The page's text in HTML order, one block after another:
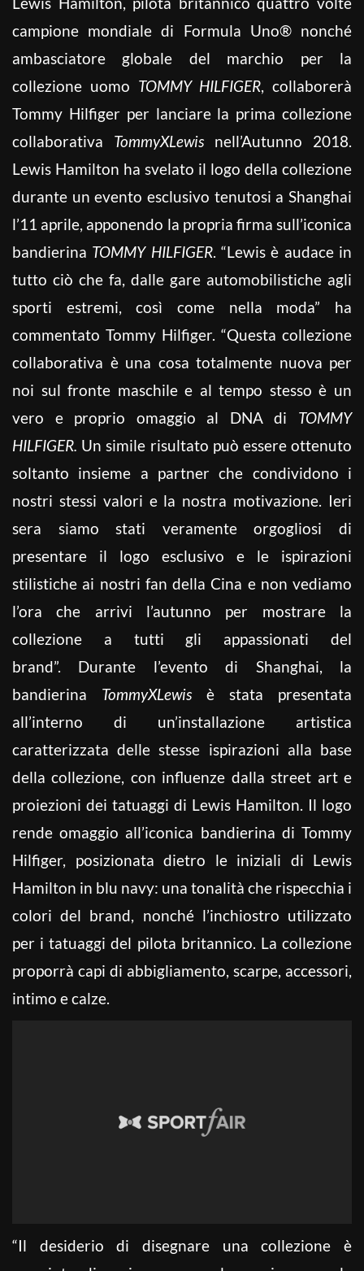
campione mondiale di Formula Uno® nonché
ambasciatore globale del marchio per la
collezione uomo TOMMY HILFIGER, collaborerà
Tommy Hilfiger per lanciare la prima collezione
collaborativa TommyXLewis nell’Autunno 2018.
Lewis Hamilton ha svelato il logo della collezione
durante un evento esclusivo tenutosi a Shanghai
l’11 aprile, apponendo la propria firma sull’iconica
bandierina TOMMY HILFIGER. “Lewis è audace in
tutto ciò che fa, dalle gare automobilistiche agli
sporti estremi, così come nella moda” ha
commentato Tommy Hilfiger. “Questa collezione
collaborativa è una cosa totalmente nuova per
noi sul fronte maschile e al tempo stesso è un
vero e proprio omaggio al DNA di TOMMY
HILFIGER. Un simile risultato può essere ottenuto
soltanto insieme a partner che condividono i
nostri stessi valori e la nostra motivazione. Ieri
sera siamo stati veramente orgogliosi di
presentare il logo esclusivo e le ispirazioni
stilistiche ai nostri fan della Cina e non vediamo
l’ora che arrivi l’autunno per mostrare la
collezione a tutti gli appassionati del
brand”. Durante l’evento di Shanghai, la
bandierina TommyXLewis è stata presentata
all’interno di un’installazione artistica
caratterizzata delle stesse ispirazioni alla base
della collezione, con influenze dalla street art e
proiezioni dei tatuaggi di Lewis Hamilton. Il logo
rende omaggio all’iconica bandierina di Tommy
Hilfiger, posizionata dietro le iniziali di Lewis
Hamilton in blu navy: una tonalità che rispecchia i
colori del brand, nonché l’inchiostro utilizzato
per i tatuaggi del pilota britannico. La collezione
proporrà capi di abbigliamento, scarpe, accessori,
intimo e calze.
“Il desiderio di disegnare una collezione è